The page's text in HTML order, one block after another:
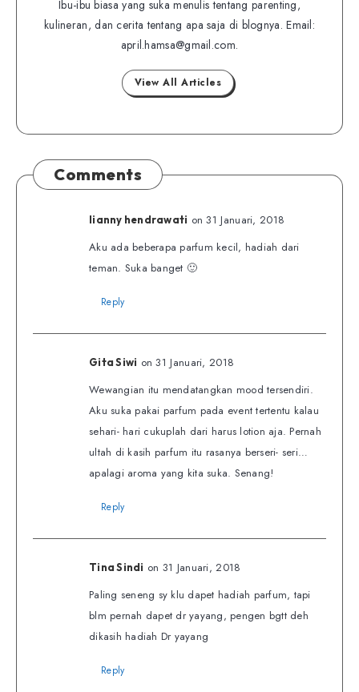
on
me
on
Facebook
Ibu-ibu biasa yang suka menulis tentang parenting,
kulineran, dan cerita tentang apa saja di blognya. Email:
april.hamsa@gmail.com.
View All Articles
Comments
lianny hendrawati on 31 Januari, 2018
Aku ada beberapa parfum kecil, hadiah dari
teman. Suka banget 🙂
Reply
Gita Siwi on 31 Januari, 2018
Wewangian itu mendatangkan mood tersendiri.
Aku suka pakai parfum pada event tertentu kalau
sehari- hari cukuplah dari harus lotion aja. Pernah
ultah di kasih parfum itu rasanya berseri- seri…
apalagi aroma yang kita suka. Senang!
Reply
Tina Sindi on 31 Januari, 2018
Paling seneng sy klu dapet hadiah parfum, tapi
blm pernah dapet dr yayang, pengen bgtt deh
dikasih hadiah Dr yayang
Reply